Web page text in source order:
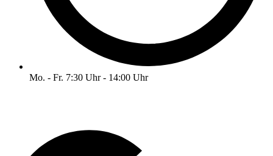
Mo. - Fr. 7:30 Uhr - 14:00 Uhr